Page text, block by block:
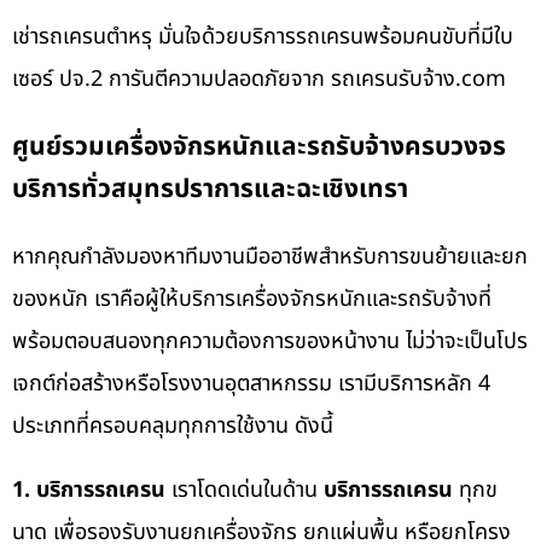
เช่ารถเครนตำหรุ มั่นใจด้วยบริการรถเครนพร้อมคนขับที่มีใบ
เซอร์ ปจ.2 การันตีความปลอดภัยจาก รถเครนรับจ้าง.com
ศูนย์รวมเครื่องจักรหนักและรถรับจ้างครบวงจร
บริการทั่วสมุทรปราการและฉะเชิงเทรา
หากคุณกำลังมองหาทีมงานมืออาชีพสำหรับการขนย้ายและยก
ของหนัก เราคือผู้ให้บริการเครื่องจักรหนักและรถรับจ้างที่
พร้อมตอบสนองทุกความต้องการของหน้างาน ไม่ว่าจะเป็นโปร
เจกต์ก่อสร้างหรือโรงงานอุตสาหกรรม เรามีบริการหลัก 4
ประเภทที่ครอบคลุมทุกการใช้งาน ดังนี้
1. บริการรถเครน เราโดดเด่นในด้าน บริการรถเครน ทุกข
นาด เพื่อรองรับงานยกเครื่องจักร ยกแผ่นพื้น หรือยกโครง